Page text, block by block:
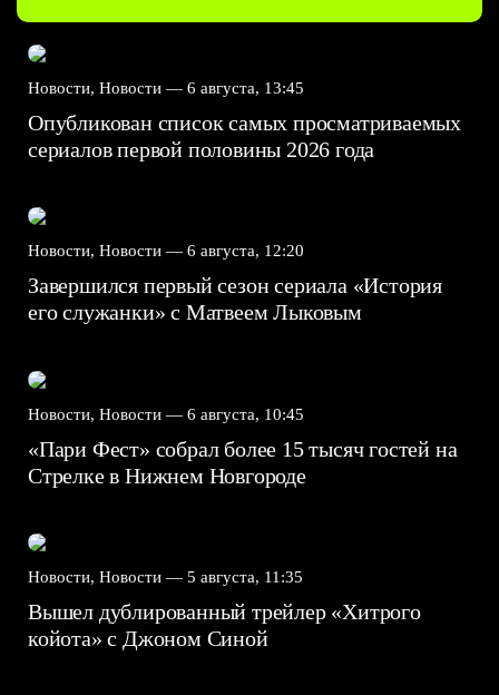
Новости, Новости — 6 августа, 13:45
Опубликован список самых просматриваемых
сериалов первой половины 2026 года
Новости, Новости — 6 августа, 12:20
Завершился первый сезон сериала «История
его служанки» с Матвеем Лыковым
Новости, Новости — 6 августа, 10:45
«Пари Фест» собрал более 15 тысяч гостей на
Стрелке в Нижнем Новгороде
Новости, Новости — 5 августа, 11:35
Вышел дублированный трейлер «Хитрого
койота» с Джоном Синой